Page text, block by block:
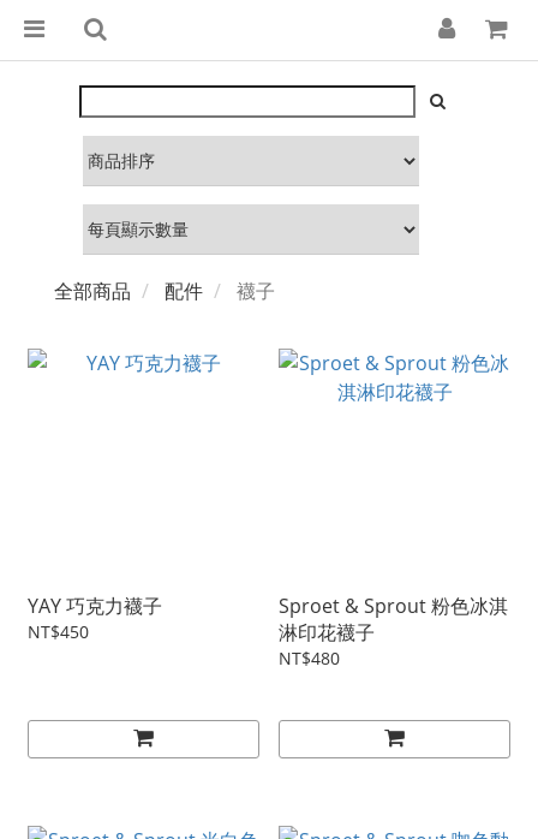
全部商品 配件 襪子
YAY 巧克力襪子
NT$450
Sproet & Sprout 粉色冰淇
淋印花襪子
NT$480